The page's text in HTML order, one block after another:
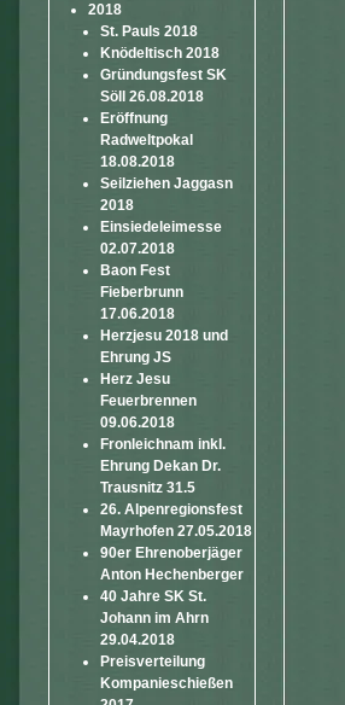
2018
St. Pauls 2018
Knödeltisch 2018
Gründungsfest SK
Söll 26.08.2018
Eröffnung
Radweltpokal
18.08.2018
Seilziehen Jaggasn
2018
Einsiedeleimesse
02.07.2018
Baon Fest
Fieberbrunn
17.06.2018
Herzjesu 2018 und
Ehrung JS
Herz Jesu
Feuerbrennen
09.06.2018
Fronleichnam inkl.
Ehrung Dekan Dr.
Trausnitz 31.5
26. Alpenregionsfest
Mayrhofen 27.05.2018
90er Ehrenoberjäger
Anton Hechenberger
40 Jahre SK St.
Johann im Ahrn
29.04.2018
Preisverteilung
Kompanieschießen